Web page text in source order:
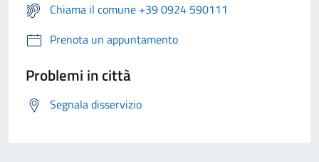
Chiama il comune +39 0924 590111
Prenota un appuntamento
Problemi in città
Segnala disservizio